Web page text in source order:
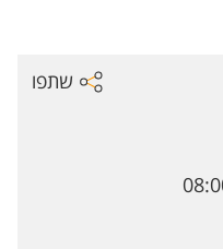
שתפו